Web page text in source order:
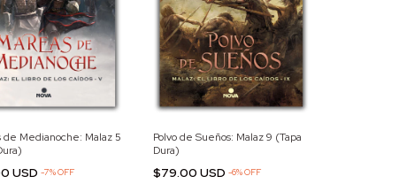
de Medianoche: Malaz 5
USD -7%OFF
Polvo de Sueños: Malaz 9 (Tapa
Dura)
$79.00 USD-6%OFF